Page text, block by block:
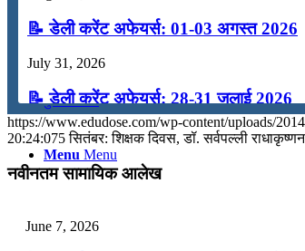
टुडेज जीके
Menu Menu
📝 डेली करेंट अफेयर्स: 01-03 अगस्त 2026
July 31, 2026
📝 डेली करेंट अफेयर्स: 28-31 जुलाई 2026
July 28, 2026
📝 डेली करेंट अफेयर्स: 25-27 जुलाई 2026
📝 डेली करेंट अफेयर्स: 22-24 जुलाई 2026
https://www.edudose.com/wp-content/uploads/
20:24:075 सितंबर: शिक्षक दिवस, डॉ. सर्वपल्ली
नवीनतम सामायिक आलेख
June 7, 2026